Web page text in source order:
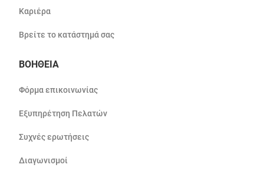
Καριέρα
Βρείτε το κατάστημά σας
ΒΟΗΘΕΙΑ
Φόρμα επικοινωνίας
Εξυπηρέτηση Πελατών
Συχνές ερωτήσεις
Διαγωνισμοί